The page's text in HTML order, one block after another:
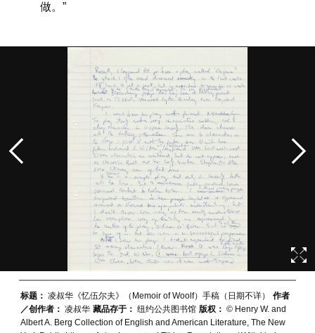
做。”
标题： 凌叔华《忆伍尔夫》（Memoir of Woolf）手稿（日期不详）
作者
／创作者： 凌叔华 藏品存于： 纽约公共图书馆 版权： © Henry W. and
Albert A. Berg Collection of English and American Literature, The New